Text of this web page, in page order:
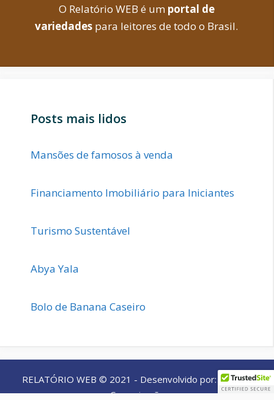
O Relatório WEB é um portal de
variedades para leitores de todo o Brasil.
Posts mais lidos
Mansões de famosos à venda
Financiamento Imobiliário para Iniciantes
Turismo Sustentável
Abya Yala
Bolo de Banana Caseiro
RELATÓRIO WEB © 2021 - Desenvolvido por: 4 Cores
Comunicação